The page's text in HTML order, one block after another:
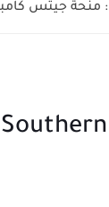
منحة جيتس